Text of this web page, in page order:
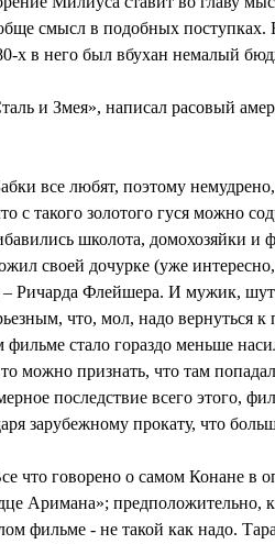
смысл в подобных
в него был вбухан немалый
и Змея», написал расовый
все любят, поэтому
такого золотого гуся можно
школота, домохозяйки
своей дочурке (уже
– Ричарда Флейшера. И мужик,
что, мол, надо вернуться
стало гораздо меньше
признать, что там
последствие всего этого,
зарубежному прокату, что
что говорено о самом Конане
Аримана»; предположительно,
фильме - не такой как надо.